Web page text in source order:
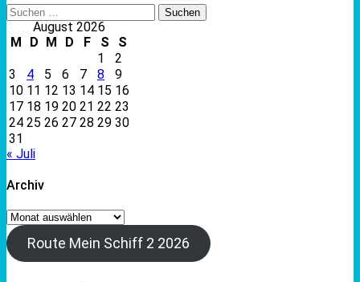
Suchen
nach:August 2026
M
D M D F S
S
1
2
3
4 5 6 7 8
9
10 11 12 13 14 15 16
17 18 19 20 21 22 23
24 25 26 27 28 29 30
31
« Juli
Archiv
Archiv
Route Mein Schiff 2 2026